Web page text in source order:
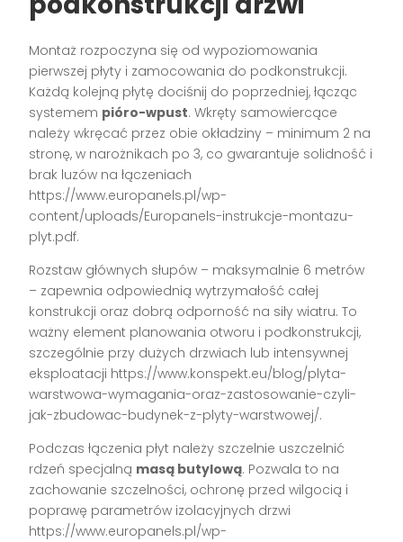
Montaż rozpoczyna się od wypoziomowania
pierwszej płyty i zamocowania do podkonstrukcji.
Każdą kolejną płytę dociśnij do poprzedniej, łącząc
systemem pióro-wpust. Wkręty samowiercące
należy wkręcać przez obie okładziny – minimum 2 na
stronę, w narożnikach po 3, co gwarantuje solidność i
brak luzów na łączeniach
https://www.europanels.pl/wp-
content/uploads/Europanels-instrukcje-montazu-
plyt.pdf.
Rozstaw głównych słupów – maksymalnie 6 metrów
– zapewnia odpowiednią wytrzymałość całej
konstrukcji oraz dobrą odporność na siły wiatru. To
ważny element planowania otworu i podkonstrukcji,
szczególnie przy dużych drzwiach lub intensywnej
eksploatacji https://www.konspekt.eu/blog/plyta-
warstwowa-wymagania-oraz-zastosowanie-czyli-
jak-zbudowac-budynek-z-plyty-warstwowej/.
Podczas łączenia płyt należy szczelnie uszczelnić
rdzeń specjalną masą butylową. Pozwala to na
zachowanie szczelności, ochronę przed wilgocią i
poprawę parametrów izolacyjnych drzwi
https://www.europanels.pl/wp-